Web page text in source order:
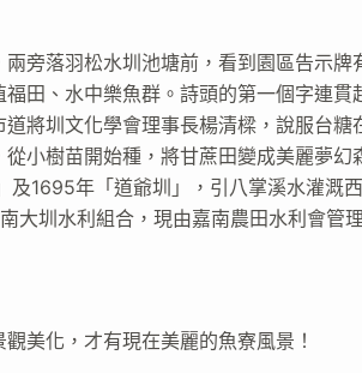
旁落羽松水圳池塘前，看到園區告示牌
田、水中樂魚群。詩頭的第一個字連貫
將圳文化學會理事長楊清樑，說服台糖
小樹苗開始種，將甘蔗田變成美麗夢
1695年「道爺圳」，引八掌溪水灌溉
大圳水利組合，現由嘉南農田水利會管
美化，才有現在美麗的魚寮風景！